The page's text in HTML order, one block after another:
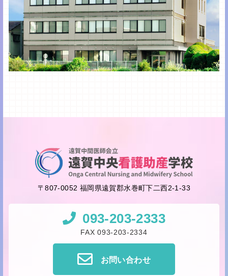
〒807-0052 福岡県遠賀郡水巻町下二西2-1-33
093-203-2333
FAX 093-203-2334
お問い合わせ